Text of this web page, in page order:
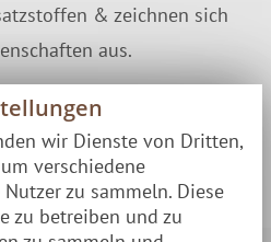
& zeichnen sich
aus.
Herstellerkontakt
&
des Herstellers
wir Dienste von Dritten,
verschiedene
zu sammeln. Diese
zu betreiben und zu